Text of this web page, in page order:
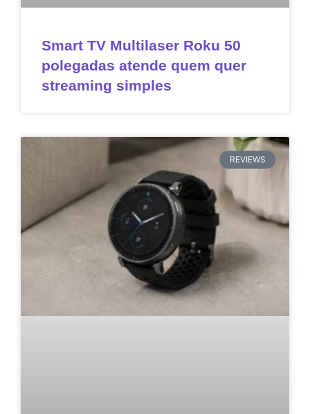
Smart TV Multilaser Roku 50
polegadas atende quem quer
streaming simples
REVIEWS